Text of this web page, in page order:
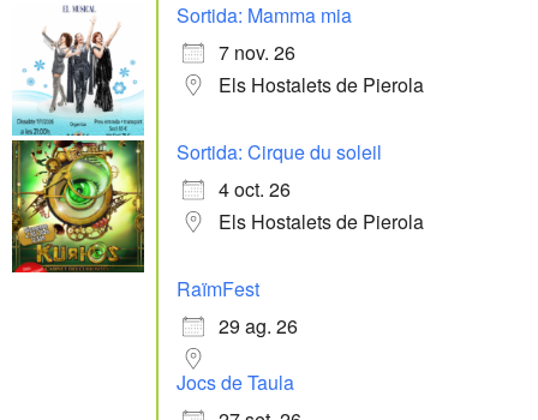
Sortida: Mamma mia
7 nov. 26
Els Hostalets de Pierola
Sortida: Cirque du soleil
4 oct. 26
Els Hostalets de Pierola
RaïmFest
29 ag. 26
Jocs de Taula